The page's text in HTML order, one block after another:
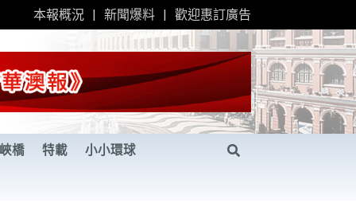
本報概況 新聞爆料 歡迎惠訂廣告
橋 特載 小小環球